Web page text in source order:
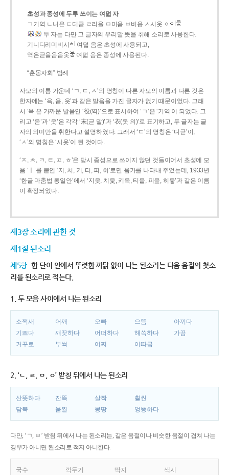
초성과 종성에 두루 쓰이는 여덟 자
ㄱ기역 ㄴ니은 ㄷ디귿 ㄹ리을 ㅁ미음 ㅂ비읍 ㅅ시옷 ㆁ
두 자는 다만 그 글자의 우리말 뜻을 취해 소리로 사용한다.
기니디리미비시
여덟 음은 초성에 사용되고,
역은귿을음읍옷
여덟 음은 종성에 사용된다.
“훈몽자회” 범례
자모의 이름 가운데 ‘ㄱ, ㄷ, ㅅ’의 명칭이 다른 자모의 이름과 다른 것은
한자에는 ‘윽, 읃, 읏’과 같은 발음을 가진 글자가 없기 때문이었다. 그래
서 ‘윽’은 가까운 발음인 ‘役(역)’으로 표시하여 ‘ㄱ’은 ‘기역’이 되었다. 그
리고 ‘읃’과 ‘읏’은 각각 ‘末(귿 말)’과 ‘衣(옷 의)’로 표기하고, 두 글자는 글
자의 의미만을 취한다고 설명하였다. 그래서 ‘ㄷ’의 명칭은 ‘디귿’이,
‘ㅅ’의 명칭은 ‘시옷’이 된 것이다.
‘ㅈ, ㅊ, ㅋ, ㅌ, ㅍ, ㅎ’은 당시 종성으로 쓰이지 않던 것들이어서 초성에 모
음 ‘ㅣ’를 붙인 ‘지, 치, 키, 티, 피, 히’로만 음가를 나타내 주었는데, 1933년
‘한글 마춤법 통일안’에서 ‘지읒, 치읓, 키읔, 티읕, 피읖, 히읗’과 같은 이름
이 확정되었다.
제3장 소리에 관한 것
제1절 된소리
제5항 한 단어 안에서 뚜렷한 까닭 없이 나는 된소리는 다음 음절의 첫소
리를 된소리로 적는다.
1. 두 모음 사이에서 나는 된소리
소쩍새 어깨 오빠 으뜸
아끼다
기쁘다
깨끗하다 어떠하다 해쓱하다
가끔
거꾸로
부썩 어찌 이따금
2. ‘ㄴ, ㄹ, ㅁ, ㅇ’ 받침 뒤에서 나는 된소리
산뜻하다 잔뜩 살짝
훨씬
담뿍
움찔 몽땅 엉뚱하다
다만, ‘ㄱ, ㅂ’ 받침 뒤에서 나는 된소리는, 같은 음절이나 비슷한 음절이 겹쳐 나는
경우가 아니면 된소리로 적지 아니한다.
국수 깍두기 딱지
색시